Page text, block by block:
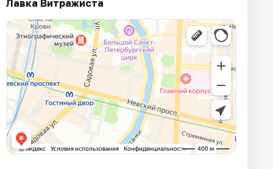
Лавка Витражиста